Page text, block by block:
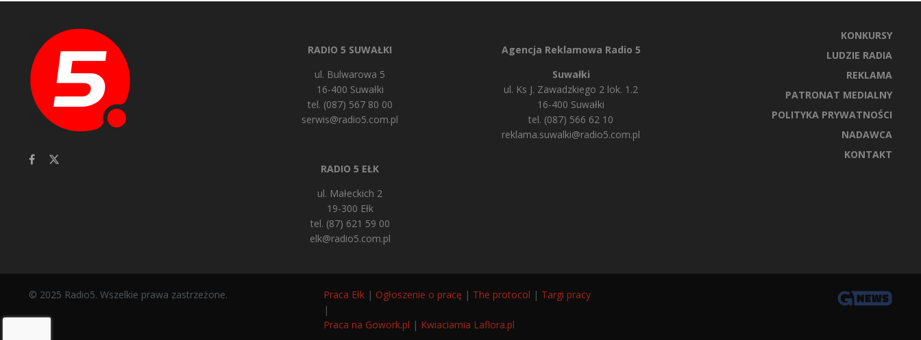
RADIO 5 SUWAŁKI
ul. Bulwarowa 5
16-400 Suwałki
tel. (087) 567 80 00
serwis@radio5.com.pl
RADIO 5 EŁK
ul. Małeckich 2
19-300 Ełk
tel. (87) 621 59 00
elk@radio5.com.pl
Agencja Reklamowa Radio 5
Suwałki
ul. Ks J. Zawadzkiego 2 lok. 1.2
16-400 Suwałki
tel. (087) 566 62 10
reklama.suwalki@radio5.com.pl
KONKURSY
LUDZIE RADIA
REKLAMA
PATRONAT MEDIALNY
POLITYKA PRYWATNOŚCI
NADAWCA
KONTAKT
© 2025 Radio5. Wszelkie prawa zastrzeżone. Praca Ełk | Ogłoszenie o pracę | The protocol | Targi pracy
|
Praca na Gowork.pl | Kwiaciarnia Laflora.pl